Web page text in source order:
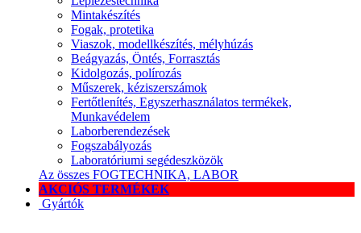
Mintakészítés
Fogak, protetika
Viaszok, modellkészítés, mélyhúzás
Beágyazás, Öntés, Forrasztás
Kidolgozás, polírozás
Műszerek, kéziszerszámok
Fertőtlenítés, Egyszerhasználatos termékek,
Munkavédelem
Laborberendezések
Fogszabályozás
Laboratóriumi segédeszközök
Az összes FOGTECHNIKA, LABOR
AKCIÓS TERMÉKEK
Gyártók